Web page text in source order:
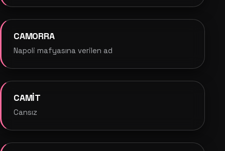
CAMORRA
Napoli mafyasına verilen ad
CAMİT
Cansız